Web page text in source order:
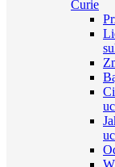
Curie